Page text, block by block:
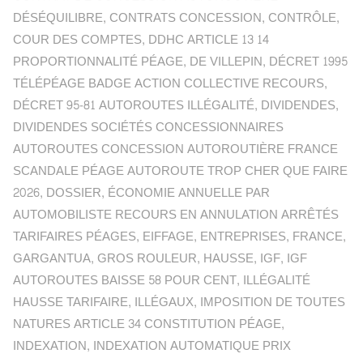
DÉSÉQUILIBRE, CONTRATS CONCESSION, CONTRÔLE,
COUR DES COMPTES, DDHC ARTICLE 13 14
PROPORTIONNALITÉ PÉAGE, DE VILLEPIN, DÉCRET 1995
TÉLÉPÉAGE BADGE ACTION COLLECTIVE RECOURS,
DÉCRET 95-81 AUTOROUTES ILLÉGALITÉ, DIVIDENDES,
DIVIDENDES SOCIÉTÉS CONCESSIONNAIRES
AUTOROUTES CONCESSION AUTOROUTIÈRE FRANCE
SCANDALE PÉAGE AUTOROUTE TROP CHER QUE FAIRE
2026, DOSSIER, ÉCONOMIE ANNUELLE PAR
AUTOMOBILISTE RECOURS EN ANNULATION ARRÊTÉS
TARIFAIRES PÉAGES, EIFFAGE, ENTREPRISES, FRANCE,
GARGANTUA, GROS ROULEUR, HAUSSE, IGF, IGF
AUTOROUTES BAISSE 58 POUR CENT, ILLÉGALITÉ
HAUSSE TARIFAIRE, ILLÉGAUX, IMPOSITION DE TOUTES
NATURES ARTICLE 34 CONSTITUTION PÉAGE,
INDEXATION, INDEXATION AUTOMATIQUE PRIX